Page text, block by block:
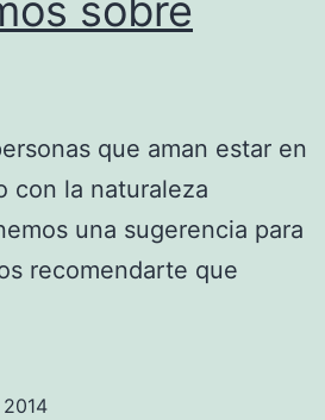
que aman estar en
con la naturaleza
una sugerencia para
recomendarte que